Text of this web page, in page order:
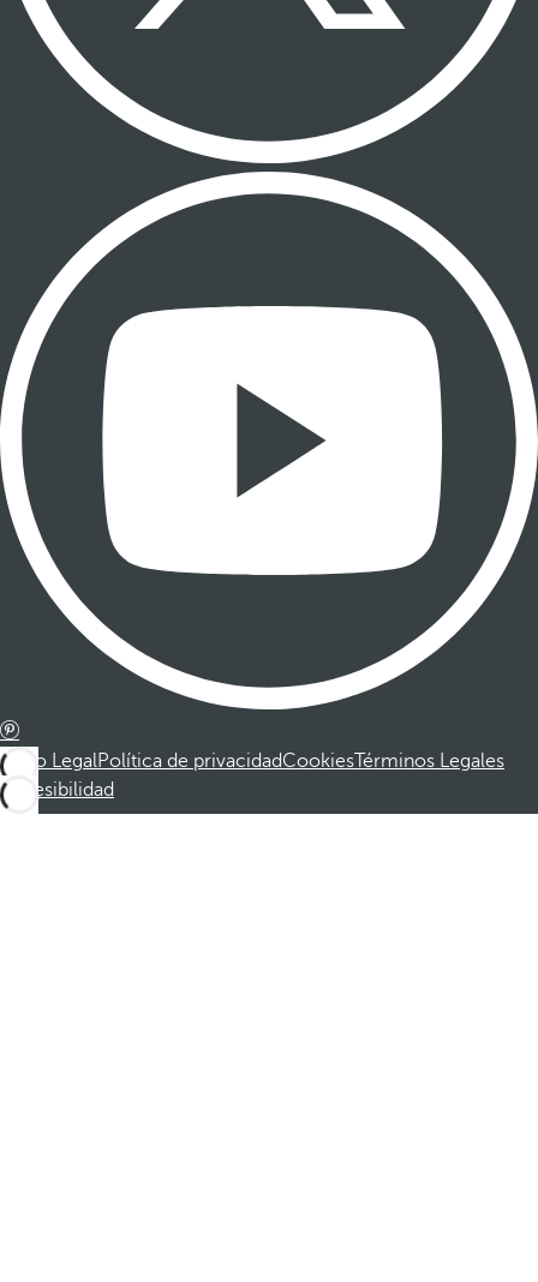
Aviso LegalPolítica de privacidadCookiesTérminos Legales
Accesibilidad